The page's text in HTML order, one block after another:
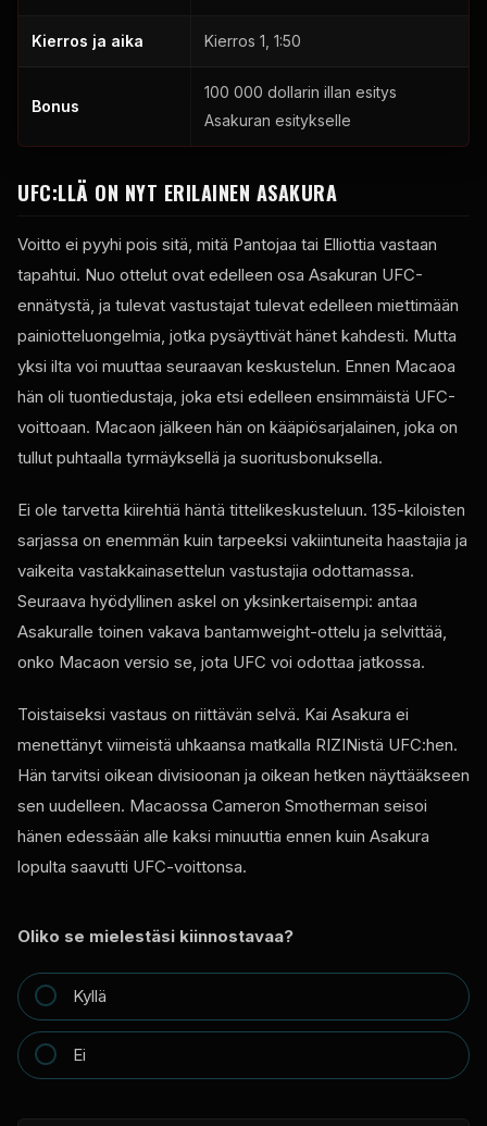
Kierros ja aika Kierros 1, 1:50
Bonus
100 000 dollarin illan esitys
Asakuran esitykselle
UFC:LLÄ ON NYT ERILAINEN ASAKURA
Voitto ei pyyhi pois sitä, mitä Pantojaa tai Elliottia vastaan ​​
tapahtui. Nuo ottelut ovat edelleen osa Asakuran UFC-
ennätystä, ja tulevat vastustajat tulevat edelleen miettimään
painiotteluongelmia, jotka pysäyttivät hänet kahdesti. Mutta
yksi ilta voi muuttaa seuraavan keskustelun. Ennen Macaoa
hän oli tuontiedustaja, joka etsi edelleen ensimmäistä UFC-
voittoaan. Macaon jälkeen hän on kääpiösarjalainen, joka on
tullut puhtaalla tyrmäyksellä ja suoritusbonuksella.
Ei ole tarvetta kiirehtiä häntä tittelikeskusteluun. 135-kiloisten
sarjassa on enemmän kuin tarpeeksi vakiintuneita haastajia ja
vaikeita vastakkainasettelun vastustajia odottamassa.
Seuraava hyödyllinen askel on yksinkertaisempi: antaa
Asakuralle toinen vakava bantamweight-ottelu ja selvittää,
onko Macaon versio se, jota UFC voi odottaa jatkossa.
Toistaiseksi vastaus on riittävän selvä. Kai Asakura ei
menettänyt viimeistä uhkaansa matkalla RIZINistä UFC:hen.
Hän tarvitsi oikean divisioonan ja oikean hetken näyttääkseen
sen uudelleen. Macaossa Cameron Smotherman seisoi
hänen edessään alle kaksi minuuttia ennen kuin Asakura
lopulta saavutti UFC-voittonsa.
Oliko se mielestäsi kiinnostavaa?
Kyllä
Ei